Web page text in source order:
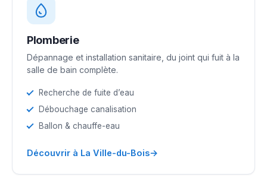
Plomberie
Dépannage et installation sanitaire, du joint qui fuit à la
salle de bain complète.
Recherche de fuite d’eau
Débouchage canalisation
Ballon & chauffe-eau
Découvrir à La Ville-du-Bois→